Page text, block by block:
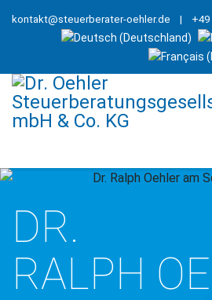
kontakt@steuerberater-oehler.de | +49
DR.
RALPH